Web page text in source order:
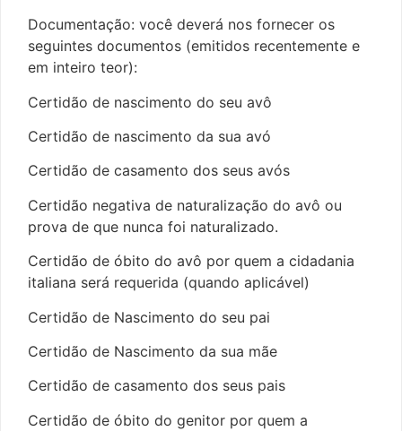
Documentação: você deverá nos fornecer os
seguintes documentos (emitidos recentemente e
em inteiro teor):
Certidão de nascimento do seu avô
Certidão de nascimento da sua avó
Certidão de casamento dos seus avós
Certidão negativa de naturalização do avô ou
prova de que nunca foi naturalizado.
Certidão de óbito do avô por quem a cidadania
italiana será requerida (quando aplicável)
Certidão de Nascimento do seu pai
Certidão de Nascimento da sua mãe
Certidão de casamento dos seus pais
Certidão de óbito do genitor por quem a